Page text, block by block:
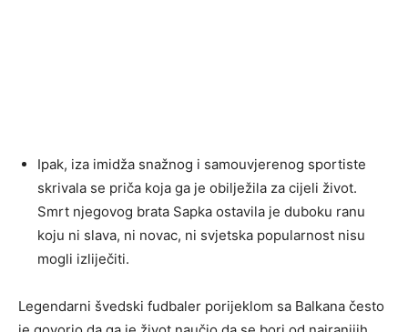
Ipak, iza imidža snažnog i samouvjerenog sportiste
skrivala se priča koja ga je obilježila za cijeli život.
Smrt njegovog brata Sapka ostavila je duboku ranu
koju ni slava, ni novac, ni svjetska popularnost nisu
mogli izliječiti.
Legendarni švedski fudbaler porijeklom sa Balkana često